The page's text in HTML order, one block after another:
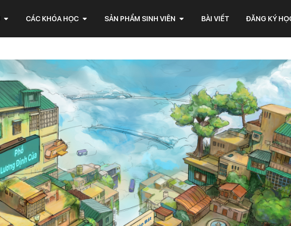
CÁC KHÓA HỌC SẢN PHẨM SINH VIÊN BÀI VIẾT ĐĂNG KÝ